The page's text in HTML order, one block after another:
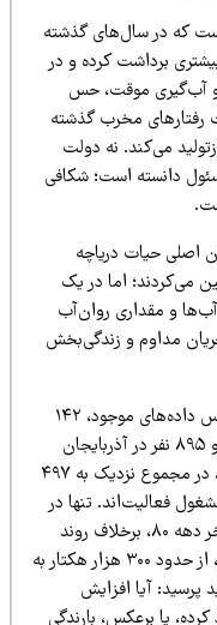
در سال‌های گذشته
برداشت کرده و در
موقت، حس
مخرب گذشته
می‌کند. نه دولت
است؛ شکافی
حیات دریاچه
می‌کردند؛ اما در یک
مقداری روان‌آب
مداوم و زندگی‌بخش
آمار کشاورزی نیز هشداردهنده است. بر اساس داده‌های موجود، ۱۴۲
هزار کشاورز در آذربایجان غربی، ۲۴۴ هزار و ۸۹۵ نفر در آذربایجان
شرقی و ۱۱۰ هزار کشاورز در استان کردستان، در مجموع نزدیک به ۴۹۷
تنها در
آذربایجان غربی، سطح زیر کشت آبی در اواخر دهه ۸۰، برخلاف روند
کاهش منابع آبی و افت سفره‌های زیرزمینی، از حدود ۳۰۰ هزار هکتار به
آیا افزایش
برعکس، بارندگی